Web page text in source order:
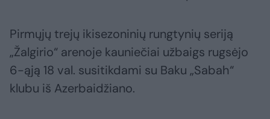
Pirmųjų trejų ikisezoninių rungtynių seriją
„Žalgirio“ arenoje kauniečiai užbaigs rugsėjo
6-ąją 18 val. susitikdami su Baku „Sabah“
klubu iš Azerbaidžiano.